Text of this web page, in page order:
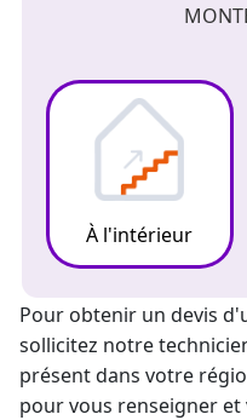
À l'intérieur
Pour obtenir un devis
sollicitez notre
présent dans votre
pour vous renseigner